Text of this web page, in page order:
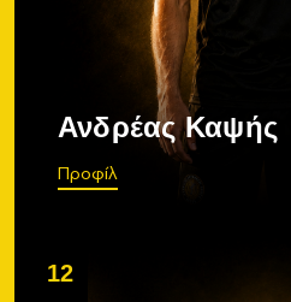
Ανδρέας Καψής
Προφίλ
12